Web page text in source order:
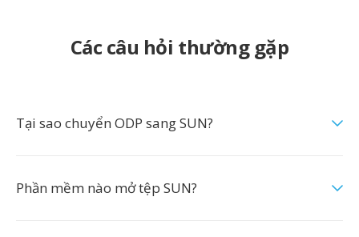
Các câu hỏi thường gặp
Tại sao chuyển ODP sang SUN?
Phần mềm nào mở tệp SUN?